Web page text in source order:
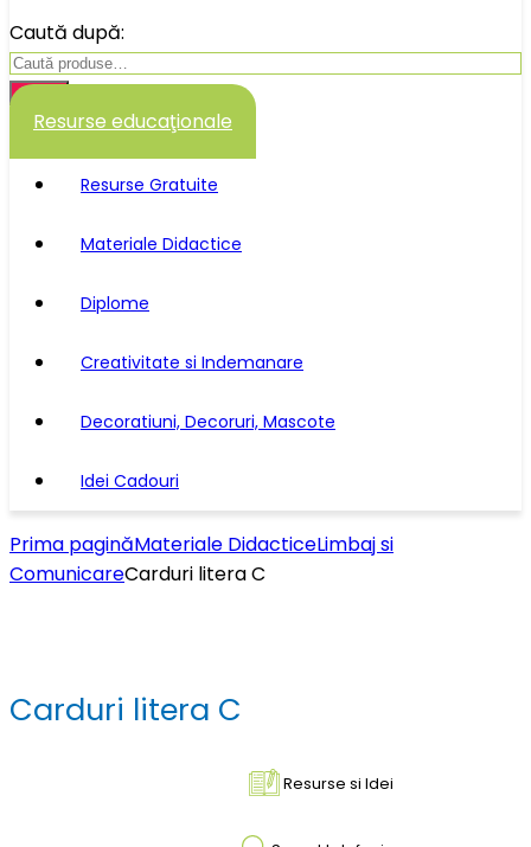
Caută după:
Caută
Resurse educaţionale
Resurse Gratuite
Materiale Didactice
Diplome
Creativitate si Indemanare
Decoratiuni, Decoruri, Mascote
Idei Cadouri
Prima paginăMateriale DidacticeLimbaj si
ComunicareCarduri litera C
Carduri litera C
Resurse si Idei